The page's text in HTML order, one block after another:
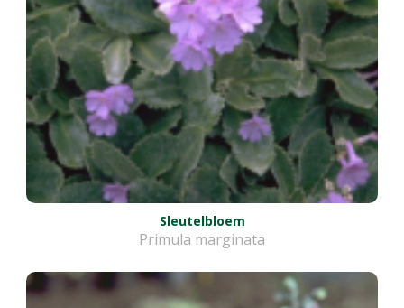
Sleutelbloem
Primula marginata